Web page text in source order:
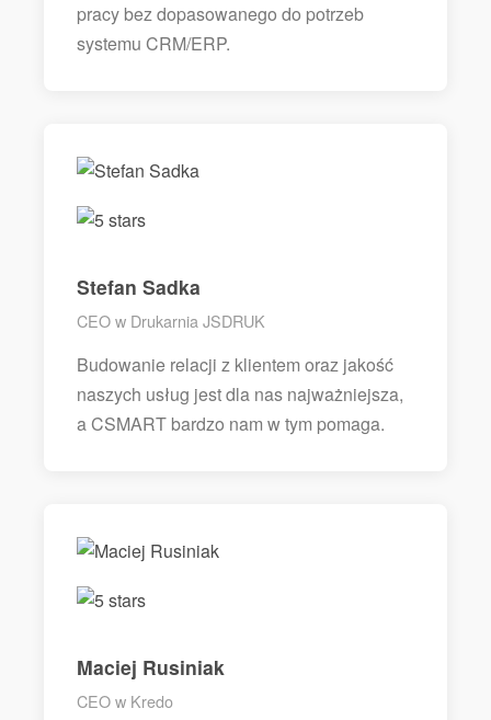
pracy bez dopasowanego do potrzeb
systemu CRM/ERP.
Stefan Sadka
CEO w Drukarnia JSDRUK
Budowanie relacji z klientem oraz jakość
naszych usług jest dla nas najważniejsza,
a CSMART bardzo nam w tym pomaga.
Maciej Rusiniak
CEO w Kredo